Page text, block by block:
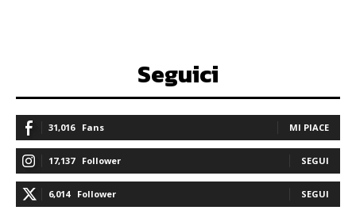
Seguici
31,016 Fans MI PIACE
17,137 Follower SEGUI
6,014 Follower SEGUI